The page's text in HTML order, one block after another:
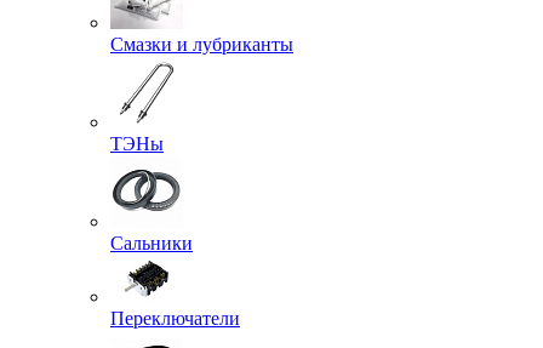
Смазки и лубриканты
ТЭНы
Сальники
Переключатели